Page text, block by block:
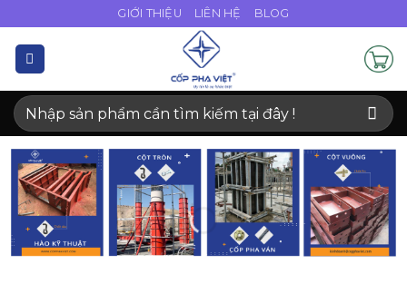
dung
GIỚI THIỆU LIÊN HỆ BLOG
Tìm
kiếm: